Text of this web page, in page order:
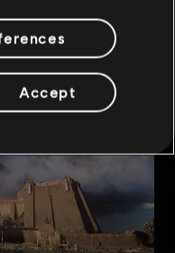
ver!
Accept